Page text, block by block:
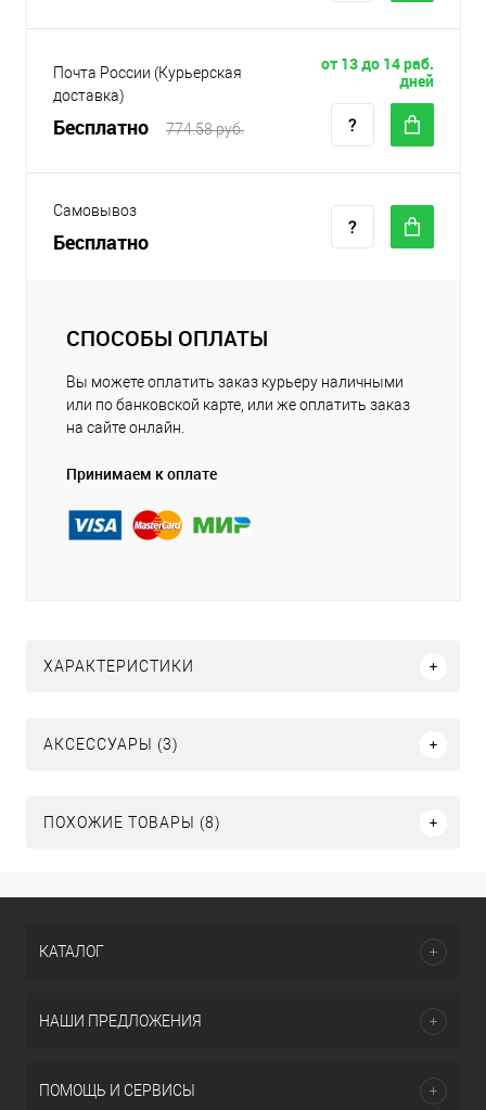
Почта России (Курьерская
доставка)
Бесплатно 774.58 руб.
от 13 до 14 раб.
дней
Самовывоз
Бесплатно
СПОСОБЫ ОПЛАТЫ
Вы можете оплатить заказ курьеру наличными
или по банковской карте, или же оплатить заказ
на сайте онлайн.
Принимаем к оплате
ХАРАКТЕРИСТИКИ
АКСЕССУАРЫ (3)
ПОХОЖИЕ ТОВАРЫ (8)
КАТАЛОГ
НАШИ ПРЕДЛОЖЕНИЯ
ПОМОЩЬ И СЕРВИСЫ